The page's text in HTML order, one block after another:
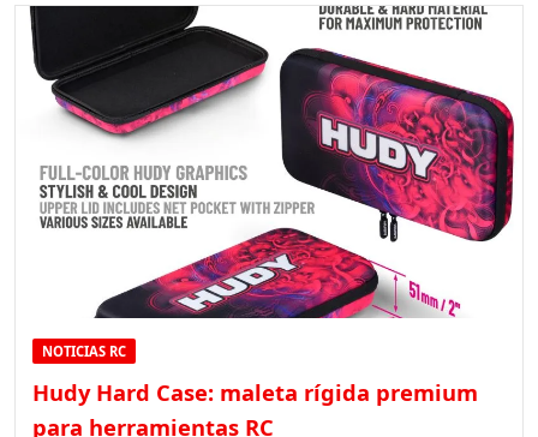
NOTICIAS RC
Hudy Hard Case: maleta rígida premium
para herramientas RC